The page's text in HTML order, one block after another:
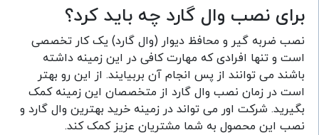
برای نصب وال گارد چه باید کرد؟
نصب ضربه گیر و محافظ دیوار (وال گارد) یک کار تخصصی
است و تنها افرادی که مهارت کافی در این زمینه داشته
باشند می توانند از پس انجام آن بربیایند. از این رو بهتر
است در زمان نصب وال گارد از متخصصان این زمینه کمک
بگیرید. شرکت اور می تواند در زمینه خرید بهترین وال گارد و
نصب این محصول به شما مشتریان عزیز کمک کند.